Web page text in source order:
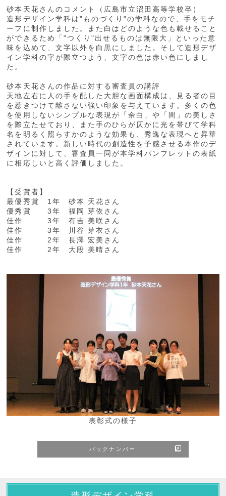
砂本天花さんのコメント（広島市立沼田高等学校卒）
造形デザイン学科は"ものづくり"の学科なので、手をモチ
ーフに制作しました。また白はどのような色も載せること
ができるため「"つくり"出せるものは無限大」といった意
味を込めて、文字以外を白黒にしました。そして造形デザ
イン学科の字が際立つよう、文字の色は赤い色にしまし
た。
砂本天花さんの作品に対する審査員の講評
天地左右に人の手を配した大胆な画面構成は、見る者の目
を惹きつけて離さない強い印象を与えています。多くの色
を使用しないシンプルな表現が「余白」や「間」の美しさ
を際立たせており、また手のひらが仄かに光を帯びて学科
名を明るく照らすかのような効果も、秀逸な表現へと昇華
されています。新しい時代の創造性を予感させる本作のデ
ザインに対して、審査員一同が本学科パンフレットの表紙
に相応しいと高く評価しました。
【受賞者】
最優秀賞 1年 砂本 天花さん
優秀賞 3年 福岡 芽依さん
佳作 3年 有吉 美咲さん
佳作 3年 川谷 芽衣さん
佳作 2年 長澤 宏美さん
佳作 2年 大段 美晴さん
表彰式の様子
バックナンバー